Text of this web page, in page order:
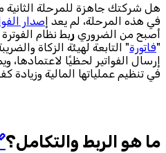
هل شركتك جاهزة للمرحلة الثانية
في هذه المرحلة، لم يعد إصدار
أصبح من الضروري ربط نظام
"فاتورة" التابعة لهيئة الزكاة
إرسال الفواتير لحظيًا لاعتمادها،
في تنظيم عملياتها المالية وزيادة
ما هو الربط والتكامل؟